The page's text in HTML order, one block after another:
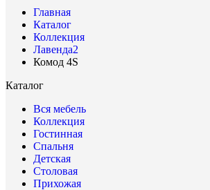
Главная
Каталог
Коллекция
Лавенда2
Комод 4S
Каталог
Вся мебель
Коллекция
Гостинная
Спальня
Детская
Столовая
Прихожая